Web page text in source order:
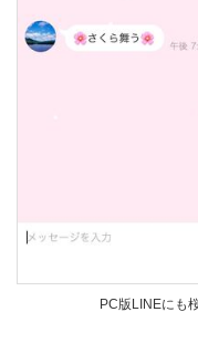
PC版LINEにも